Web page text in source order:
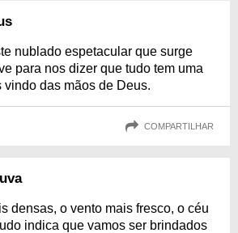
nublado espetacular que surge
para nos dizer que tudo tem uma
vindo das mãos de Deus.
COMPARTILHAR
densas, o vento mais fresco, o céu
indica que vamos ser brindados